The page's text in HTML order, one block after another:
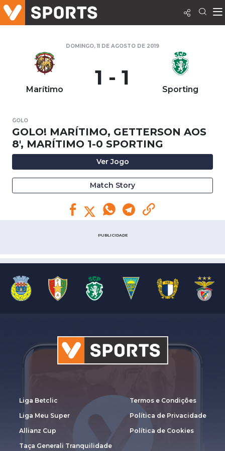
DOMINGO, 11 DE AGOSTO DE 2019
Marítimo 1 - 1 Sporting
GOLO
GOLO! MARÍTIMO, GETTERSON AOS
8', MARÍTIMO 1-0 SPORTING
Ver Jogo
Match Story
PUBLICIDADE
Liga Betclic
Liga Meu Super
Allianz Cup
Taça Generali Tranquilidade
Termos e Condições
Política de Privacidade
Política de Cookies